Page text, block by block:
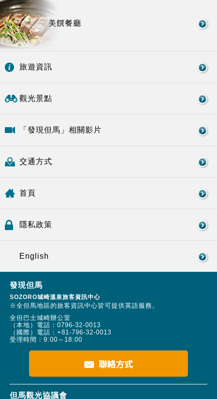
美饌餐廳
旅遊資訊
觀光景點
「發現但馬」相關影片
交通方式
首頁
隱私政策
English
發現但馬
SOZORO城崎溫泉旅客資訊中心
※全但馬地區的旅客資訊中心皆可提供英語服務。
全但巴士城崎辦公室
（本地）電話： 0796-32-0013
（國際）電話： +81-796-32-0013
受理時間：9:00～18:00
但馬觀光協議會